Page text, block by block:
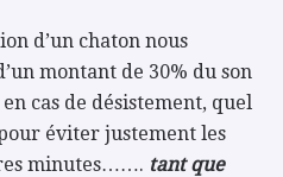
d’un chaton nous
montant de 30% du son
cas de désistement, quel
éviter justement les
minutes……. tant que